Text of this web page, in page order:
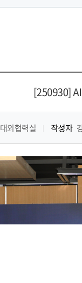
[250930]
대외협력실 작성자